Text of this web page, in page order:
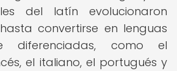
del latín evolucionaron
convertirse en lenguas
diferenciadas, como el
el italiano, el portugués y